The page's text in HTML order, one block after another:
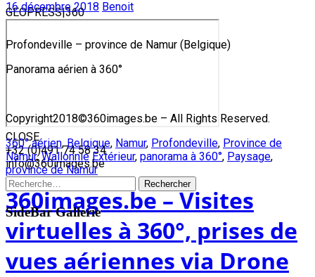
GEOPRESS|360
CLOSE
Skip
to
content
+32 (0)491 74 58 34
info@360images.be
360images.be – Visites
virtuelles à 360°, prises de
vues aériennes via Drone
16 décembre 2018 Benoit
Profondeville – province de Namur (Belgique)
Panorama aérien à 360°
Copyright2018©360images.be – All Rights Reserved.
360° aérien,Belgique, Namur, Profondeville, Province de
Namur,Wallonnie Extérieur, panorama à 360°, Paysage,
province de Namur
Rechercher :
SideBar Gallerie